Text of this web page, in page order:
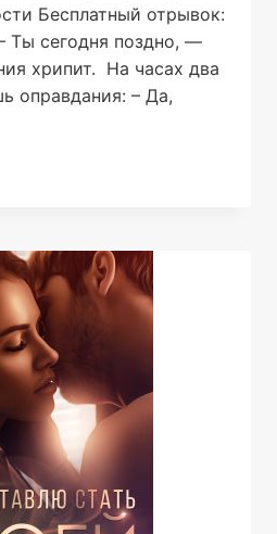
Бесплатный отрывок:
Ты сегодня поздно, —
хрипит. На часах два
оправдания: – Да,